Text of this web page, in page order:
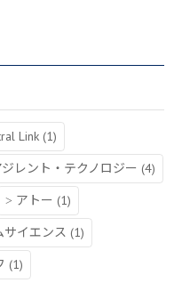
Link (1)
ジレント・テクノロジー (4)
アトー (1)
サイエンス (1)
(1)